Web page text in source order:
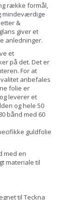
række formål,
mindeværdige
&
giver et
anledninger.
et
på det. Det er
For at
anbefales
folie er
leverer et
og hele 50
bånd med 60
guldfolie
med en
materiale til
til Teckna